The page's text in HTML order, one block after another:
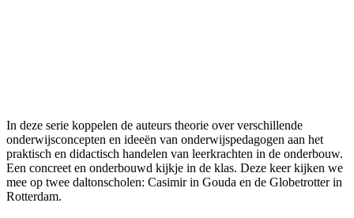
In deze serie koppelen de auteurs theorie over verschillende
onderwijsconcepten en ideeën van onderwijspedagogen aan het
praktisch en didactisch handelen van leerkrachten in de onderbouw.
Een concreet en onderbouwd kijkje in de klas. Deze keer kijken we
mee op twee daltonscholen: Casimir in Gouda en de Globetrotter in
Rotterdam.